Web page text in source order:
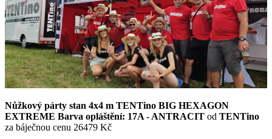
Nůžkový párty stan 4x4 m TENTino BIG HEXAGON
EXTREME Barva opláštění: 17A - ANTRACIT od TENTino
za báječnou cenu 26479 Kč